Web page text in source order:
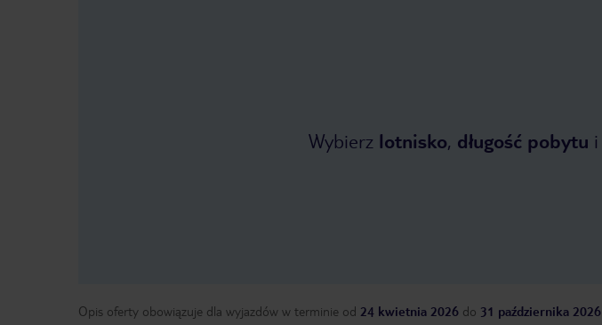
Wybierz lotnisko, długość pobytu i
Opis oferty obowiązuje dla wyjazdów w terminie od 24 kwietnia 2026 do 31 października 2026